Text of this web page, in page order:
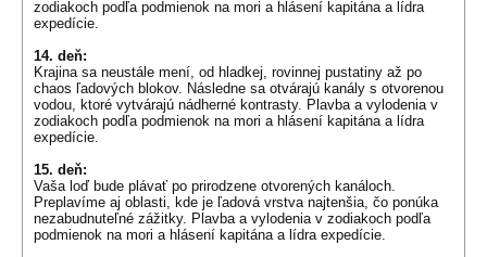
zodiakoch podľa podmienok na mori a hlásení kapitána a lídra
expedície.
14. deň:
Krajina sa neustále mení, od hladkej, rovinnej pustatiny až po
chaos ľadových blokov. Následne sa otvárajú kanály s otvorenou
vodou, ktoré vytvárajú nádherné kontrasty. Plavba a vylodenia v
zodiakoch podľa podmienok na mori a hlásení kapitána a lídra
expedície.
15. deň:
Vaša loď bude plávať po prirodzene otvorených kanáloch.
Preplavíme aj oblasti, kde je ľadová vrstva najtenšia, čo ponúka
nezabudnuteľné zážitky. Plavba a vylodenia v zodiakoch podľa
podmienok na mori a hlásení kapitána a lídra expedície.